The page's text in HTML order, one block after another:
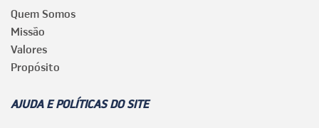
Quem Somos
Missão
Valores
Propósito
AJUDA E POLÍTICAS DO SITE